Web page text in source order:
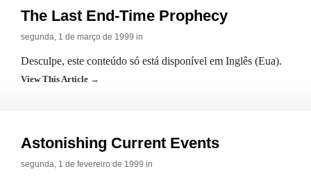
The Last End-Time Prophecy
segunda, 1 de março de 1999 in
Desculpe, este conteúdo só está disponível em Inglês (Eua).
View This Article →
Astonishing Current Events
segunda, 1 de fevereiro de 1999 in